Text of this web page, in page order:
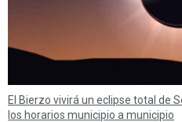
El Bierzo vivirá un eclipse total de
los horarios municipio a municipio